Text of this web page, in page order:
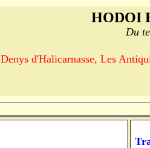
HODOI
Du
Denys d'Halicarnasse, Les